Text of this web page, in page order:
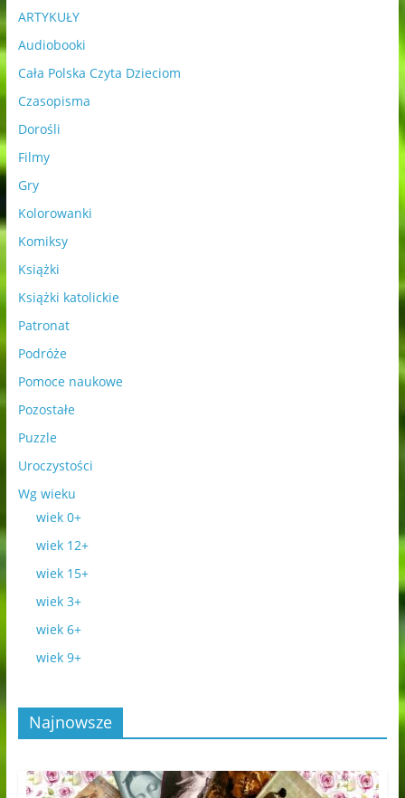
ARTYKUŁY
Audiobooki
Cała Polska Czyta Dzieciom
Czasopisma
Dorośli
Filmy
Gry
Kolorowanki
Komiksy
Książki
Książki katolickie
Patronat
Podróże
Pomoce naukowe
Pozostałe
Puzzle
Uroczystości
Wg wieku
wiek 0+
wiek 12+
wiek 15+
wiek 3+
wiek 6+
wiek 9+
Najnowsze